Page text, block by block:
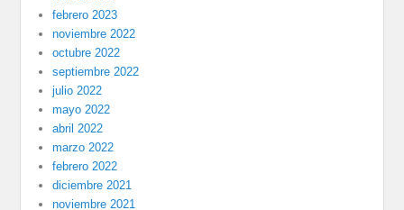
febrero 2023
noviembre 2022
octubre 2022
septiembre 2022
julio 2022
mayo 2022
abril 2022
marzo 2022
febrero 2022
diciembre 2021
noviembre 2021